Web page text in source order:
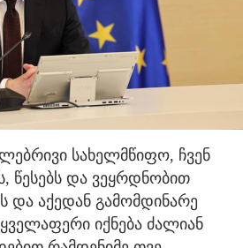
სახელმწიფო, ჩვენ
წესებს და ვეყრდნობით
და აქედან გამომდინარე
იქნება ძალიან